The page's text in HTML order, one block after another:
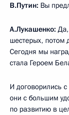
В.Путин: Вы
А.Лукашенко:
шестерых, потом
Сегодня мы
стала Героем
И договорились
они с большим
по развитию в